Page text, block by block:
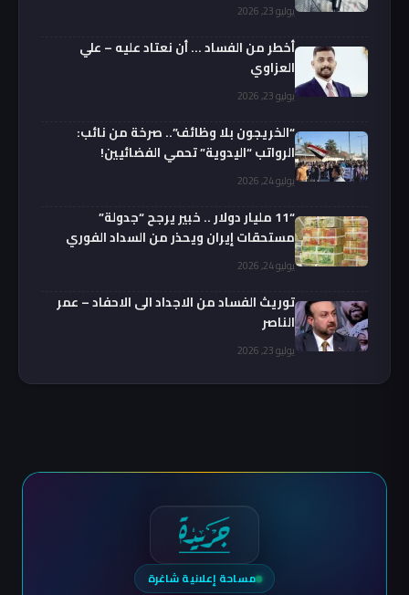
يوليو 23, 2026
أخطر من الفساد … أن نعتاد عليه – علي
العزاوي
يوليو 23, 2026
“الخريجون بلا وظائف”.. صرخة من نائب:
الرواتب “اليدوية” تحمي الفضائيين!
يوليو 24, 2026
“11 مليار دولار .. خبير يرجح “جدولة”
مستحقات إيران ويحذر من السداد الفوري
يوليو 24, 2026
توريث الفساد من الاجداد الى الاحفاد – عمر
الناصر
يوليو 23, 2026
مساحة إعلانية شاغرة